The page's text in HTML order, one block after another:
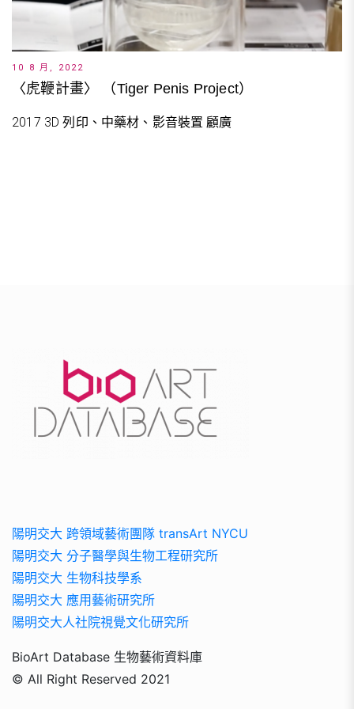
10 8 月, 2022
〈虎鞭計畫〉 （Tiger Penis Project）
2017 3D 列印、中藥材、影音裝置 顧廣
陽明交大 跨領域藝術團隊 transArt NYCU
陽明交大 分子醫學與生物工程研究所
陽明交大 生物科技學系
陽明交大 應用藝術研究所
陽明交大人社院視覺文化研究所
BioArt Database 生物藝術資料庫
© All Right Reserved 2021